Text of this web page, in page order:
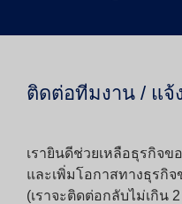
ติดต่อทีมงาน / แจ้
เรายินดีช่วยเหลือธุรกิจ
และเพิ่มโอกาสทางธุรกิ
(เราจะติดต่อกลับไม่เกิน